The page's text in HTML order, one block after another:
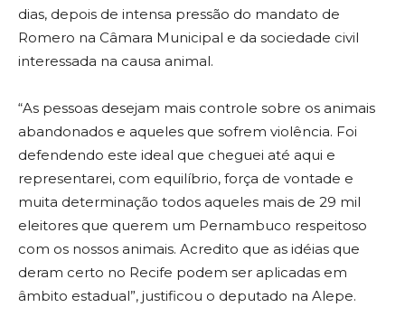
dias, depois de intensa pressão do mandato de
Romero na Câmara Municipal e da sociedade civil
interessada na causa animal.
“As pessoas desejam mais controle sobre os animais
abandonados e aqueles que sofrem violência. Foi
defendendo este ideal que cheguei até aqui e
representarei, com equilíbrio, força de vontade e
muita determinação todos aqueles mais de 29 mil
eleitores que querem um Pernambuco respeitoso
com os nossos animais. Acredito que as idéias que
deram certo no Recife podem ser aplicadas em
âmbito estadual”, justificou o deputado na Alepe.